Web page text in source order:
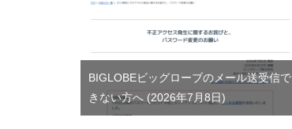
BIGLOBEビッグローブのメール送受信で
きない方へ
2026年7月8日